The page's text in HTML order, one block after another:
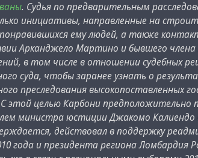
. Судья по предварительным
инициативы, направленные на
ему людей, а также
Арканджело Мартино и бывшего члена
в том числе в отношении судебных
суда, чтобы заранее узнать о
преследования высокопоставленных
этой целью Карбони предположительно
министра юстиции Джакомо
действовал в поддержку
года и президента региона Ломбардия